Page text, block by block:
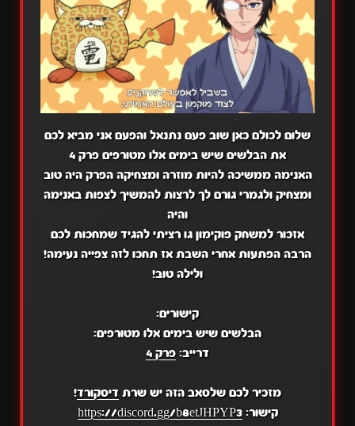
שלום לכולם כאן שוב פעם נתנאל והפעם אני מביא לכם
את הבלשים שיש בימים אלו מטורפים פרק 4
האנימה ממשיכה להיות מוזרה ומצחיקה הפרק היה טוב
ומצחיק ולגמרי גורם לך לרצות להמשיך לצפות באנימה
והיה
אזכור למשחק פוקימון גו רציתי להגיד שמחכות לכם
הרבה הפתעות אחרי השבת אז תחכו לזה צפייה נעימה!
ולילה טוב!
קישורים:
הבלשים שיש בימים אלו מטורפים:
דרייב: פרק 4
מזכיר לכם שלסאב הזה יש שרת דיסקורד!
קישור:https://discord.gg/b8etJHPYP3